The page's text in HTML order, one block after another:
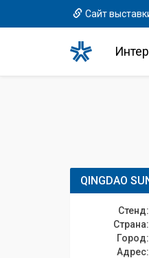
Сайт
QINGDAO
Стенд:
Страна:
Город:
Адрес: